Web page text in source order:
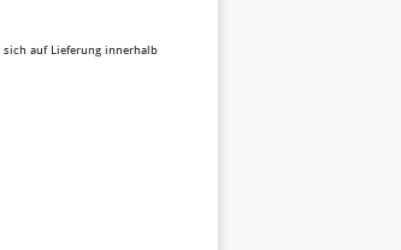
sich auf Lieferung innerhalb